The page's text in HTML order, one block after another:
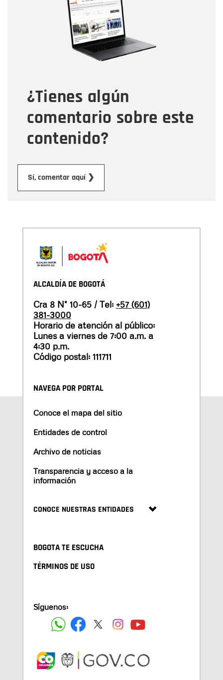
¿Tienes algún
comentario sobre este
contenido?
Sí, comentar aquí ❯
Correo electrónico
Tipo de comentario
Mensaje
ALCALDÍA DE BOGOTÁ
Cra 8 N° 10-65 / Tel: +57 (601)
381-3000
Horario de atención al público:
Lunes a viernes de 7:00 a.m. a
4:30 p.m.
Código postal: 111711
NAVEGA POR PORTAL
Conoce el mapa del sitio
Entidades de control
Archivo de noticias
Transparencia y acceso a la
información
CONOCE NUESTRAS ENTIDADES
BOGOTA TE ESCUCHA
TÉRMINOS DE USO
Síguenos: